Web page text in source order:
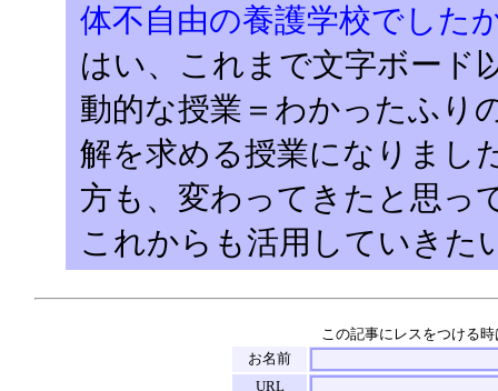
体不自由の養護学校でした
はい、これまで文字ボード
動的な授業＝わかったふり
解を求める授業になりまし
方も、変わってきたと思っ
これからも活用していきた
この記事にレスをつける
お名前
URL